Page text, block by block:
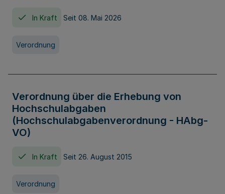
In Kraft Seit 08. Mai 2026
Verordnung
Verordnung über die Erhebung von
Hochschulabgaben
(Hochschulabgabenverordnung - HAbg-
VO)
In Kraft Seit 26. August 2015
Verordnung